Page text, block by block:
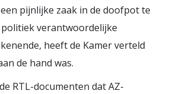
pijnlijke zaak in de doofpot te
verantwoordelijke
heeft de Kamer verteld
de hand was.
RTL-documenten dat AZ-